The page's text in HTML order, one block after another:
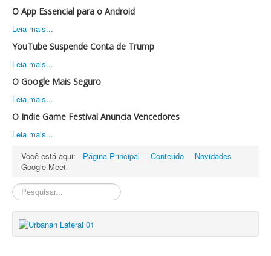
O App Essencial para o Android
Leia mais...
YouTube Suspende Conta de Trump
Leia mais...
O Google Mais Seguro
Leia mais...
O Indie Game Festival Anuncia Vencedores
Leia mais...
Você está aqui:
Página Principal Conteúdo
Novidades
Google Meet
Pesquisa
Interna